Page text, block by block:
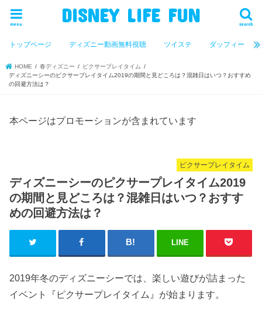
DISNEY LIFE FUN search
menu
トップページ ディズニー動画無料視聴 ツイステ ダッフィー
HOME 春ディズニー
ピクサープレイタイム
ディズニーシーのピクサープレイタイム2019の期間と見どころは？混雑日はいつ？おすすめ
の回避方法は？
本ページはプロモーションが含まれています
ピクサープレイタイム
ディズニーシーのピクサープレイタイム2019
の期間と見どころは？混雑日はいつ？おすす
めの回避方法は？
LINE
2019年冬のディズニーシーでは、楽しい遊びが詰まった
イベント『ピクサープレイタイム』が始まります。